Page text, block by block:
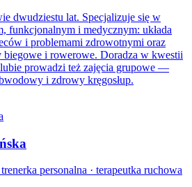
dwudziestu lat. Specjalizuje się w
funkcjonalnym i medycznym: układa
i problemami zdrowotnymi oraz
biegowe i rowerowe. Doradza w kwestii
prowadzi też zajęcia grupowe —
i zdrowy kręgosłup.
personalna · terapeutka ruchowa